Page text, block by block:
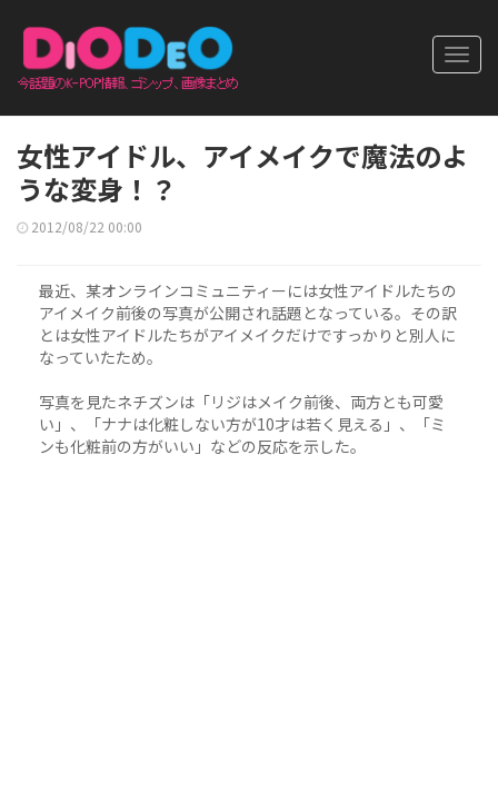
女性アイドル、アイメイクで魔法のよ
うな変身！？
2012/08/22 00:00
最近、某オンラインコミュニティーには女性アイドルたちの
アイメイク前後の写真が公開され話題となっている。その訳
とは女性アイドルたちがアイメイクだけですっかりと別人に
なっていたため。
写真を見たネチズンは「リジはメイク前後、両方とも可愛
い」、「ナナは化粧しない方が10才は若く見える」、「ミ
ンも化粧前の方がいい」などの反応を示した。